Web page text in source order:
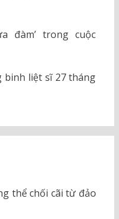
đàm’ trong cuộc
binh liệt sĩ 27 tháng
thể chối cãi từ đảo